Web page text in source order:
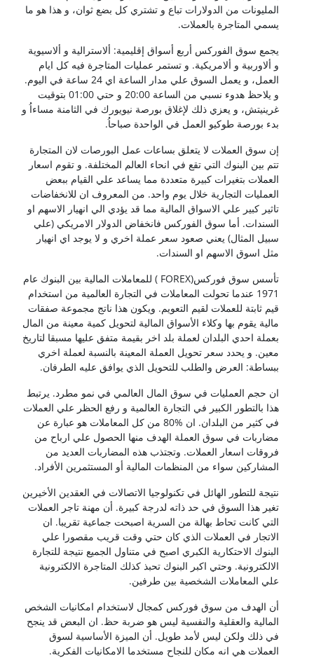
المليونات من الدولارات تباع و تشتري كل بضع ثوان، و هذا هو ما
يسمي المتاجرة بالعملات.
يجمع سوق الفوركس أربع أسواق إقليمية: ألاسترالية و ألاسيوية
و ألاوربية و ألامريكية. و تستمر عمليات المتاجرة فيه كل ايام
العمل، و يعمل السوق علي مدار الساعة اي 24 ساعة في اليوم.
و يلاحظ هدوء نسبي من الساعة 20:00 و حتي 01:00 بتوقيت
غرينيتش، و يعزي ذلك لإغلاق بورصة نيويورك في الثامنة مساءاُ و
بدء بورصة طوكيو العمل في الواحدة صباحاُ.
إن سوق العملات لا يتعلق بساعات عمل البورصات لان المتجارة
تتم بين البنوك التي تقع في انحاء العالم المختلفة. و تقوم اسعار
العملات بتغيرات كبيرة متعددة مما يساعد علي القيام ببعض
العمليات التجارية خلال يوم واحد. من المعروف ان للانخفاضات
تاثير كبير علي الاسواق المالية مما قد يؤدي الي انهيار الاسهم او
السندات. أما سوق الفوركس فانخفاض الدولار الامريكي (علي
سبيل المثال) يعني صعود سعر عملة اخري و لا يوجد اي انهيار
مثل اسوق الاسهم او السندات.
تأسس سوق فوركس(FOREX ) للمعاملات المالية بين البنوك عام
1971 عندما تحولت المعاملات في التجارة العالمية من استخدام
قيم ثابتة للعملات لقيم التعويم. ويكون هذا ناتج مجموعة صفقات
مالية يقوم بها وكلاء الأسواق المالية لتحويل كمية معينة من المال
بعملة احدي البلدان لعملة بلد اخر بقيمة متفق عليها مسبقا لتاريخ
معين. و يحدد سعر تحويل العملة المعينة بالنسبة لعملة اخري
ببساطة: العرض والطلب للتحويل الذي يوافق عليه الطرفان.
ان حجم العمليات في سوق المال العالمي في نمو مطرد. يرتبط
هذا بالتطور الكبير في التجارة العالمية و رفع الحظر علي العملات
في كثير من البلدان. ان %80 من كل المعاملات هو عبارة عن
مضاربات في سوق العملة الهدف منها الحصول علي ارباح من
فروقات اسعار العملات. وتجتذب هذه المضاربات العديد من
المشاركين سواء من المنظمات المالية أو المستثمرين الأفراد.
نتيجة للتطور الهائل في تكنولوجيا الاتصالات في العقدين الأخيرين
تغير هذا السوق في حد ذاته لدرجة كبيرة. أن مهنة تاجر العملات
التي كانت تحاط بهالة من السرية اصبحت جماعية تقريبا. ان
الاتجار في العملات الذي كان حتي وقت قريب مقصورا علي
البنوك الاحتكارية الكبري اصبح في متناول الجميع نتيجة للتجارة
الالكترونية. وحتي اكبر البنوك تحبذ كذلك المتاجرة الالكترونية
علي المعاملات الشخصية بين طرفين.
أن الهدف من سوق فوركس كمجال لاستخدام امكانيات الشخص
المالية والعقلية والنفسية ليس هو ضربة حظ. ان البعض قد ينجح
في ذلك ولكن ليس لأمد طويل. أن الميزة الأساسية لسوق
العملات هي انه مكان للنجاح مستخدما الامكانيات الفكرية.